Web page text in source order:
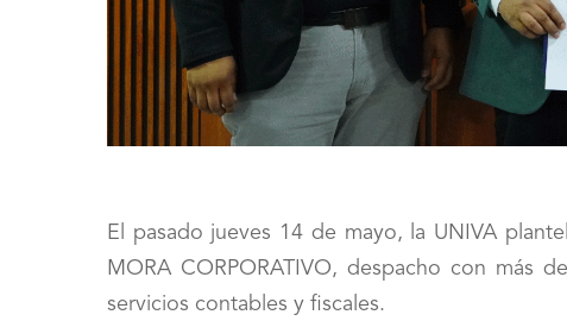
El pasado jueves 14 de mayo, la UNIVA
MORA CORPORATIVO, despacho con más
servicios contables y fiscales.